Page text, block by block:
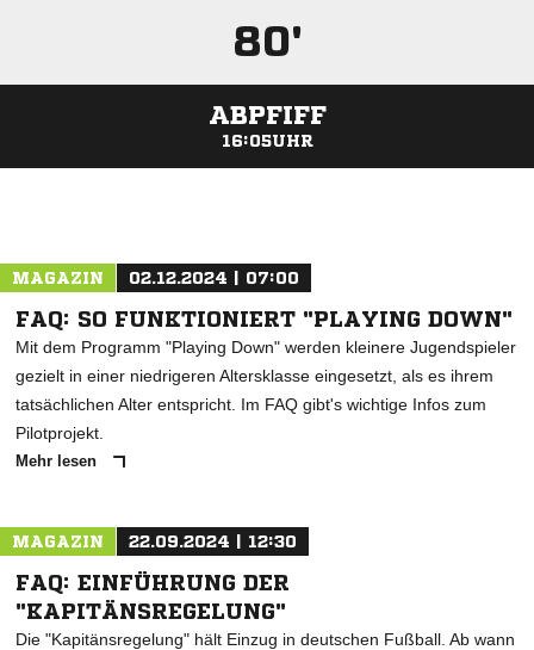
80'
ABPFIFF
16:05UHR
MAGAZIN 02.12.2024 | 07:00
FAQ: SO FUNKTIONIERT "PLAYING DOWN"
Mit dem Programm "Playing Down" werden kleinere Jugendspieler
gezielt in einer niedrigeren Altersklasse eingesetzt, als es ihrem
tatsächlichen Alter entspricht. Im FAQ gibt's wichtige Infos zum
Pilotprojekt.
Mehr lesen
MAGAZIN 22.09.2024 | 12:30
FAQ: EINFÜHRUNG DER
"KAPITÄNSREGELUNG"
Die "Kapitänsregelung" hält Einzug in deutschen Fußball. Ab wann